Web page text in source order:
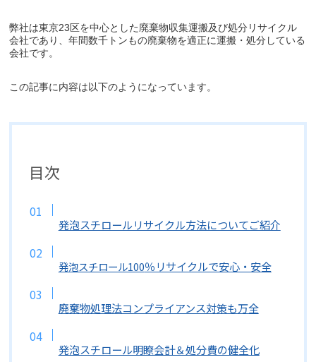
弊社は東京23区を中心とした廃棄物収集運搬及び処分リサイクル
会社であり、年間数千トンもの廃棄物を適正に運搬・処分している
会社です。
この記事に内容は以下のようになっています。
目次
発泡スチロールリサイクル方法についてご紹介
発泡スチロール100％リサイクルで安心・安全
廃棄物処理法コンプライアンス対策も万全
発泡スチロール明瞭会計＆処分費の健全化